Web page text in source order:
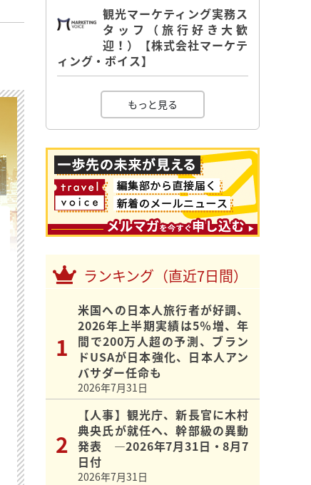
観光マーケティング実務ス
タッフ（旅行好き大歓
迎！）【株式会社マーケテ
ィング・ボイス】
もっと見る
ランキング（直近7日間）
米国への日本人旅行者が好調、
2026年上半期実績は5％増、年
間で200万人超の予測、ブラン
ドUSAが日本強化、日本人アン
バサダー任命も
2026年7月31日
【人事】観光庁、新長官に木村
典央氏が就任へ、幹部級の異動
発表 ―2026年7月31日・8月7
日付
2026年7月31日